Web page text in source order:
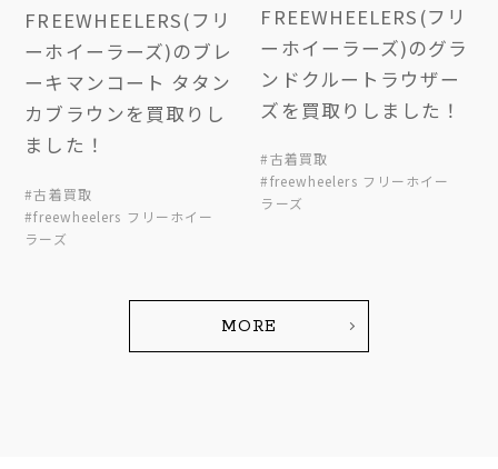
FREEWHEELERS(フリ
ーホイーラーズ)のブレ
ーキマンコート タタン
カブラウンを買取りし
ました！
#古着買取
#freewheelers フリーホイー
ラーズ
FREEWHEELERS(フリ
ーホイーラーズ)のグラ
ンドクルートラウザー
ズを買取りしました！
#古着買取
#freewheelers フリーホイー
ラーズ
MORE